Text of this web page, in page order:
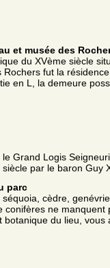
et musée des
du XVème siècle
Rochers fut la
en L, la demeure
Grand Logis
par le baron Guy
parc
cèdre,
conifères ne manquent
botanique du lieu, vous